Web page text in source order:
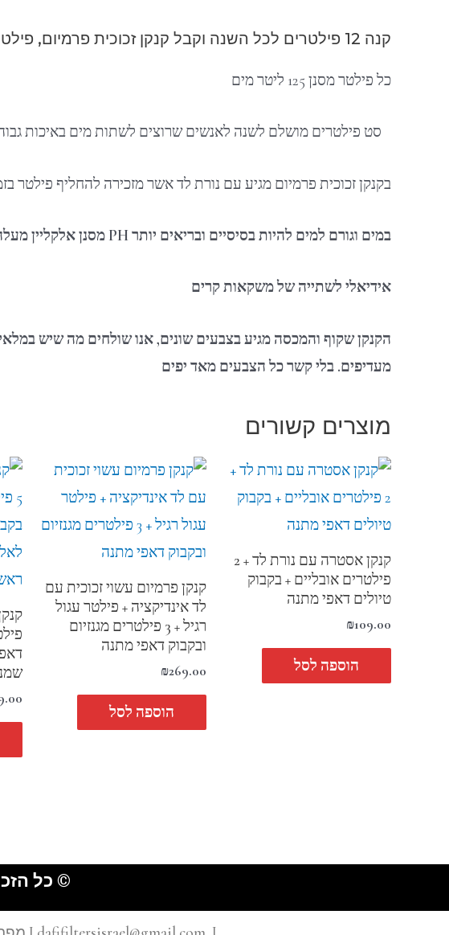
קנה 12 פילטרים לכל השנה וקבל קנקן זכוכית פרמיום, פילטר אלקליןן ובקבוק מתנה
כל פילטר מסנן 125 ליטר מים
סט פילטרים מושלם לשנה לאנשים שרוצים לשתות מים באיכות
בקנקן זכוכית פרמיום מגיע עם נורת לד אשר מזכירה להחליף פילטר
במים וגורם למים להיות בסיסיים ובריאים יותר מסנן אלקליין
אידיאלי לשתייה של משקאות קרים
הקנקן שקוף והמכסה מגיע בצבעים שונים, אנו שולחים מה שיש
מעדיפים. בלי קשר כל הצבעים מאד יפים
מוצרים קשורים
קנקן אסטרה עם נורת לד + 2
פילטרים אובליים + בקבוק
טיולים דאפי מתנה
₪109.00
הוספה לסל
קנקן פרמיום עשוי זכוכית עם
לד אינדיקציה + פילטר עגול
רגיל + 3 פילטרים מגנזיום
ובקבוק דאפי מתנה
₪269.00
הוספה לסל
© כל